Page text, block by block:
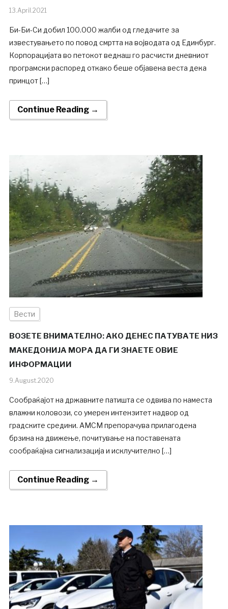
13.April.2021
Би-Би-Си добил 100.000 жалби од гледачите за
известувањето по повод смртта на војводата од Единбург.
Корпорацијата во петокот веднаш го расчисти дневниот
програмски распоред откако беше објавена веста дека
принцот […]
Continue Reading →
Вести
ВОЗЕТЕ ВНИМАТЕЛНО: АКО ДЕНЕС ПАТУВАТЕ НИЗ
МАКЕДОНИЈА МОРА ДА ГИ ЗНАЕТЕ ОВИЕ
ИНФОРМАЦИИ
9.August.2020
Сообраќајот на државните патишта се одвива по наместа
влажни коловози, со умерен интензитет надвор од
градските средини. АМСМ препорачува прилагодена
брзина на движење, почитување на поставената
сообраќајна сигнализација и исклучително […]
Continue Reading →